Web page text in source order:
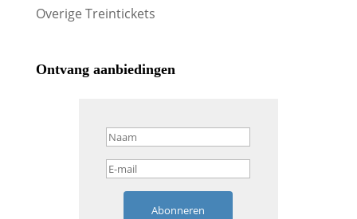
Overige Treintickets
Ontvang aanbiedingen
Abonneren